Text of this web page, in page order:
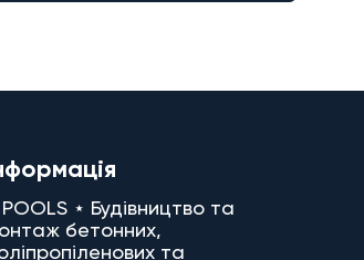
⋆ Будівництво та
бетонних,
та